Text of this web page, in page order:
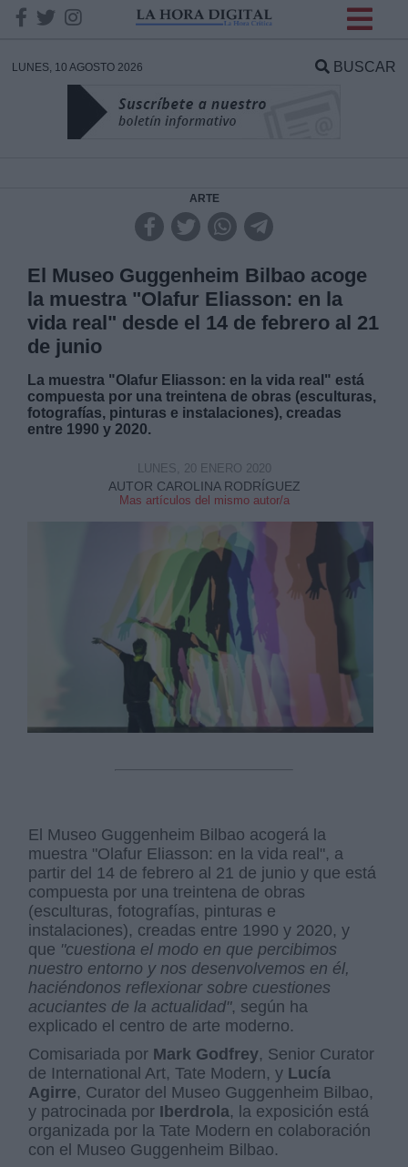
LUNES, 10 AGOSTO 2026 BUSCAR
ARTE
El Museo Guggenheim Bilbao acoge
la muestra "Olafur Eliasson: en la
vida real" desde el 14 de febrero al 21
de junio
La muestra "Olafur Eliasson: en la vida real" está
compuesta por una treintena de obras (esculturas,
fotografías, pinturas e instalaciones), creadas
entre 1990 y 2020.
AUTOR CAROLINA RODRÍGUEZ
Mas artículos del mismo autor/a
LUNES, 20 ENERO 2020
El Museo Guggenheim Bilbao acogerá la
muestra "Olafur Eliasson: en la vida real", a
partir del 14 de febrero al 21 de junio y que está
compuesta por una treintena de obras
(esculturas, fotografías, pinturas e
instalaciones), creadas entre 1990 y 2020, y
que "cuestiona el modo en que percibimos
nuestro entorno y nos desenvolvemos en él,
haciéndonos reflexionar sobre cuestiones
acuciantes de la actualidad", según ha
explicado el centro de arte moderno.
Comisariada por Mark Godfrey, Senior Curator
de International Art, Tate Modern, y Lucía
Agirre, Curator del Museo Guggenheim Bilbao,
y patrocinada por Iberdrola, la exposición está
organizada por la Tate Modern en colaboración
con el Museo Guggenheim Bilbao.
DATOS
Responsable:
Legitimación:
Destinatarios: